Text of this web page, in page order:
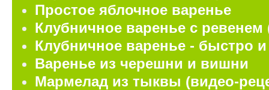
Простое яблочное варенье
Клубничное варенье с ревенем
Клубничное варенье - быстро
Варенье из черешни и вишни
Мармелад из тыквы (видео-